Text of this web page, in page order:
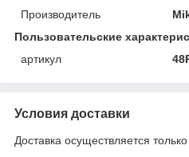
Производитель
Пользовательские
артикул
Условия доставки
Доставка осуществляется